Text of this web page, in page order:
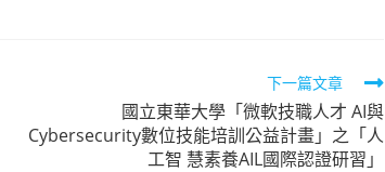
下一篇文章
國立東華大學「微軟技職人才 AI與
Cybersecurity數位技能培訓公益計畫」之「人
工智 慧素養AIL國際認證研習」